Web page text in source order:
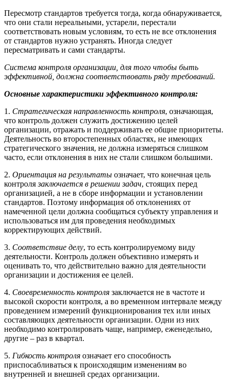
Пересмотр стандартов требуется тогда, когда обнаруживается,
что они стали нереальными, устарели, перестали
соответствовать новым условиям, то есть не все отклонения
от стандартов нужно устранять. Иногда следует
пересматривать и сами стандарты.
Система контроля организации, для того чтобы быть
эффективной, должна соответствовать ряду требований.
Основные характеристики эффективного контроля:
1. Стратегическая направленность контроля, означающая,
что контроль должен служить достижению целей
организации, отражать и поддерживать ее общие приоритеты.
Деятельность во второстепенных областях, не имеющих
стратегического значения, не должна измеряться слишком
часто, если отклонения в них не стали слишком большими.
2. Ориентация на результаты означает, что конечная цель
контролязаключается в решении задач, стоящих перед
организацией, а не в сборе информации и установлении
стандартов. Поэтому информация об отклонениях от
намеченной цели должна сообщаться субъекту управления и
использоваться им для проведения необходимых
корректирующих действий.
3. Соответствие делу, то есть контролируемому виду
деятельности. Контроль должен объективно измерять и
оценивать то, что действительно важно для деятельности
организации и достижения ее целей.
4. Своевременность контроля заключается не в частоте и
высокой скорости контроля, а во временном интервале между
проведением измерений функционирования тех или иных
составляющих деятельности организации. Одни из них
необходимо контролировать чаще, например, еженедельно,
другие – раз в квартал.
5. Гибкость контроля означает его способность
приспосабливаться к происходящим изменениям во
внутренней и внешней средах организации.